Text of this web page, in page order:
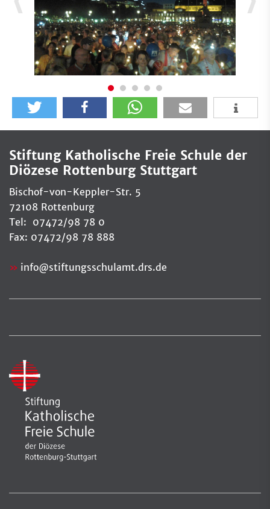
Stiftung Katholische Freie Schule der
Diözese Rottenburg Stuttgart
Bischof-von-Keppler-Str. 5
72108 Rottenburg
Tel: 07472/98 78 0
Fax: 07472/98 78 888
info@stiftungsschulamt.drs.de